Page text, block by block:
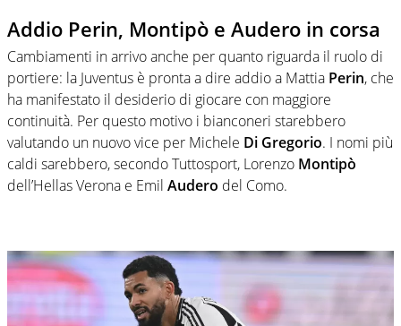
Addio Perin, Montipò e Audero in corsa
Cambiamenti in arrivo anche per quanto riguarda il ruolo di
portiere: la Juventus è pronta a dire addio a Mattia Perin, che
ha manifestato il desiderio di giocare con maggiore
continuità. Per questo motivo i bianconeri starebbero
valutando un nuovo vice per Michele Di Gregorio. I nomi più
caldi sarebbero, secondo Tuttosport, Lorenzo Montipò
dell’Hellas Verona e Emil Audero del Como.